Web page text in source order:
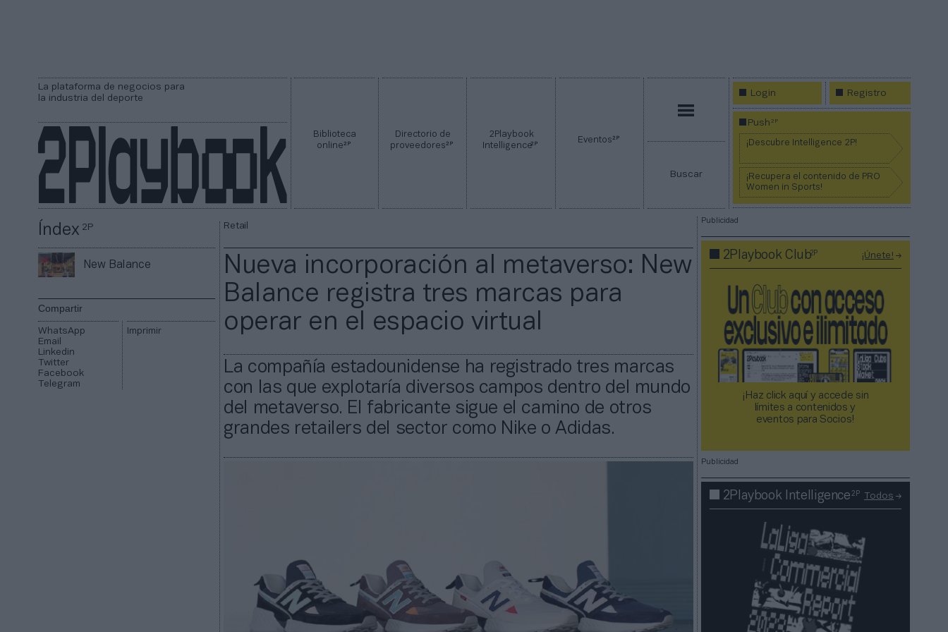
La plataforma de negocios para
la industria del deporte
Biblioteca
online2P
Directorio de
proveedores2P
2Playbook
Intelligence2P Eventos2P
Buscar
Login Registro
Push2P
¡Descubre Intelligence 2P!
¡Recupera el contenido de PRO
Women in Sports!
Índex2P
New Balance
Compartir
WhatsApp
Email
Linkedin
Twitter
Facebook
Telegram
Imprimir
Retail
Nueva incorporación al metaverso: New
Balance registra tres marcas para
operar en el espacio virtual
La compañía estadounidense ha registrado tres marcas
con las que explotaría diversos campos dentro del mundo
del metaverso. El fabricante sigue el camino de otros
grandes retailers del sector como Nike o Adidas.
Publicidad
2Playbook Club2P ¡Únete!
¡Haz click aquí y accede sin
límites a contenidos y
eventos para Socios!​​​​​​​
Publicidad
2Playbook Intelligence2P Todos